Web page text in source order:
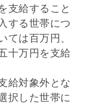
支給すること
する世帯につ
ては百万円、
十万円を支給
給対象外とな
択した世帯に